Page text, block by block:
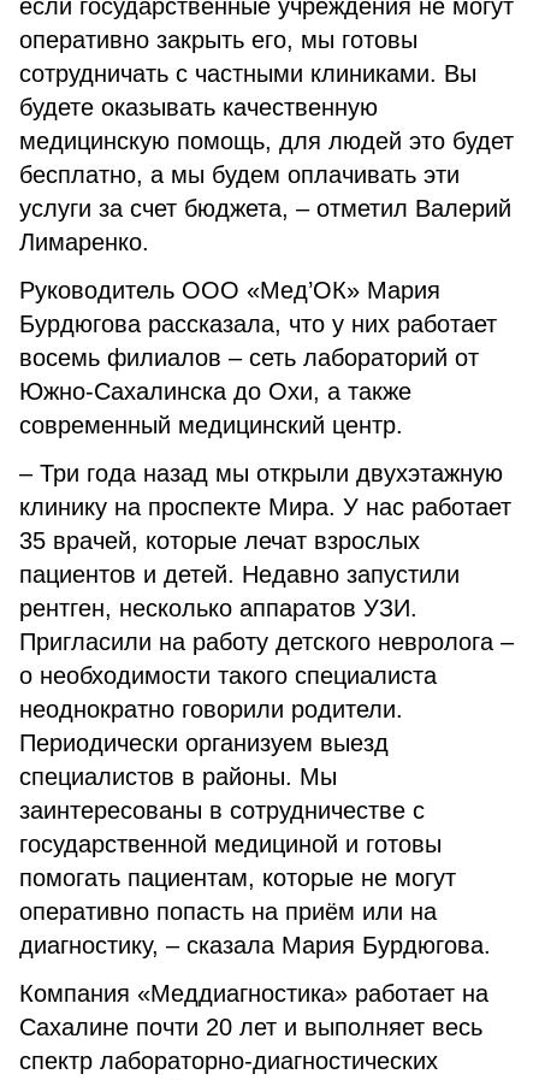
если государственные учреждения не могут
оперативно закрыть его, мы готовы
сотрудничать с частными клиниками. Вы
будете оказывать качественную
медицинскую помощь, для людей это будет
бесплатно, а мы будем оплачивать эти
услуги за счет бюджета, – отметил Валерий
Лимаренко.
Руководитель ООО «Мед’ОК» Мария
Бурдюгова рассказала, что у них работает
восемь филиалов – сеть лабораторий от
Южно-Сахалинска до Охи, а также
современный медицинский центр.
– Три года назад мы открыли двухэтажную
клинику на проспекте Мира. У нас работает
35 врачей, которые лечат взрослых
пациентов и детей. Недавно запустили
рентген, несколько аппаратов УЗИ.
Пригласили на работу детского невролога –
о необходимости такого специалиста
неоднократно говорили родители.
Периодически организуем выезд
специалистов в районы. Мы
заинтересованы в сотрудничестве с
государственной медициной и готовы
помогать пациентам, которые не могут
оперативно попасть на приём или на
диагностику, – сказала Мария Бурдюгова.
Компания «Меддиагностика» работает на
Сахалине почти 20 лет и выполняет весь
спектр лабораторно-диагностических